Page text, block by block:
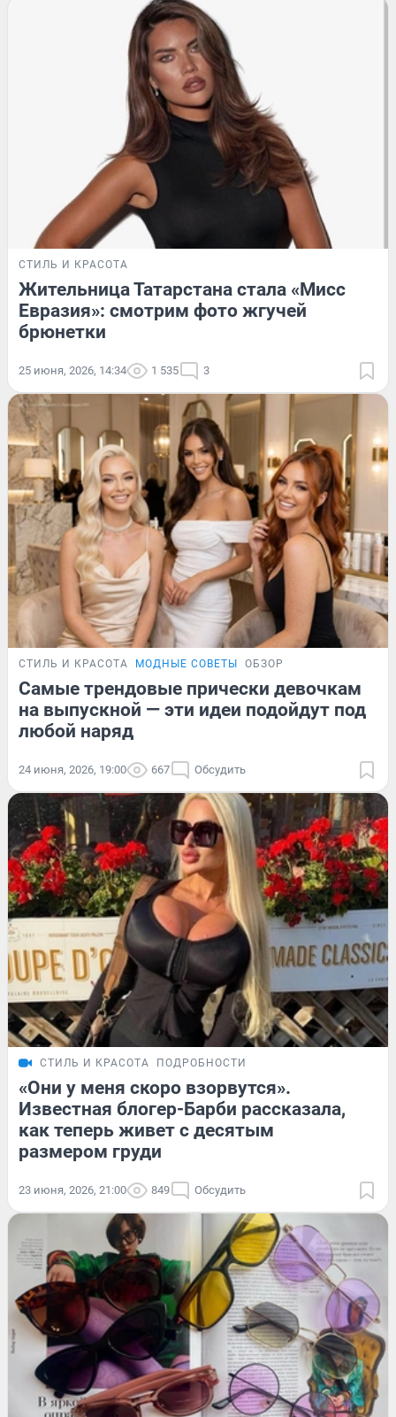
СТИЛЬ И КРАСОТА
Жительница Татарстана стала «Мисс
Евразия»: смотрим фото жгучей
брюнетки
25 июня, 2026, 14:34 1 535 3
СТИЛЬ И КРАСОТА МОДНЫЕ СОВЕТЫ ОБЗОР
Самые трендовые прически девочкам
на выпускной — эти идеи подойдут под
любой наряд
24 июня, 2026, 19:00 667 Обсудить
СТИЛЬ И КРАСОТА ПОДРОБНОСТИ
«Они у меня скоро взорвутся».
Известная блогер-Барби рассказала,
как теперь живет с десятым
размером груди
23 июня, 2026, 21:00 849 Обсудить